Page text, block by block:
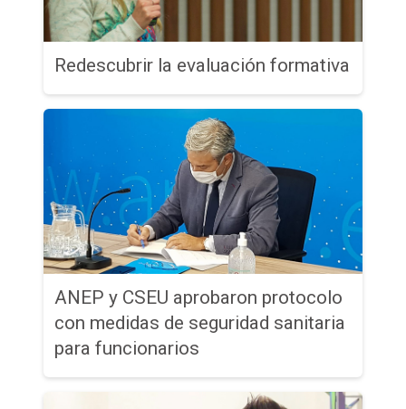
Redescubrir la evaluación formativa
ANEP y CSEU aprobaron protocolo
con medidas de seguridad sanitaria
para funcionarios